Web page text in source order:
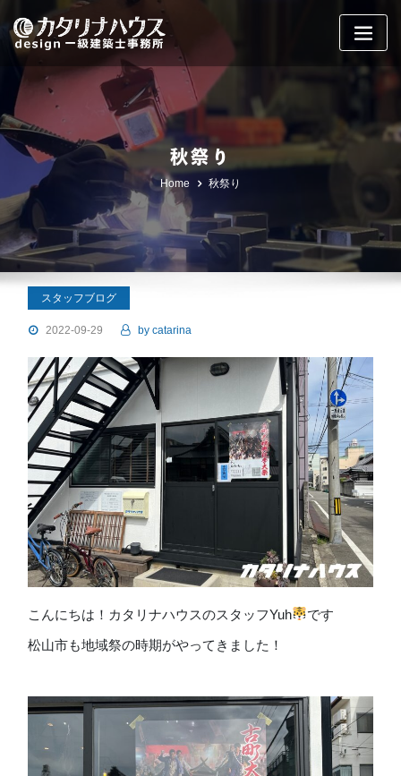
content
秋祭り
Home 秋祭り
スタッフブログ
2022-09-29 by catarina
こんにちは！カタリナハウスのスタッフYuh
です
松山市も地域祭の時期がやってきました！